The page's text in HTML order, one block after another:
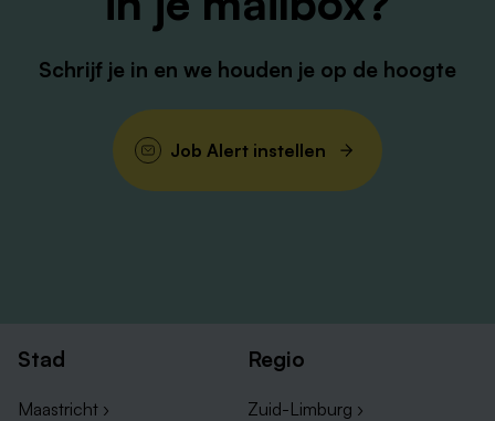
Schrijf je in en we houden je op de hoogte
Job Alert instellen
Stad
Maastricht ›
Regio
Zuid-Limburg ›